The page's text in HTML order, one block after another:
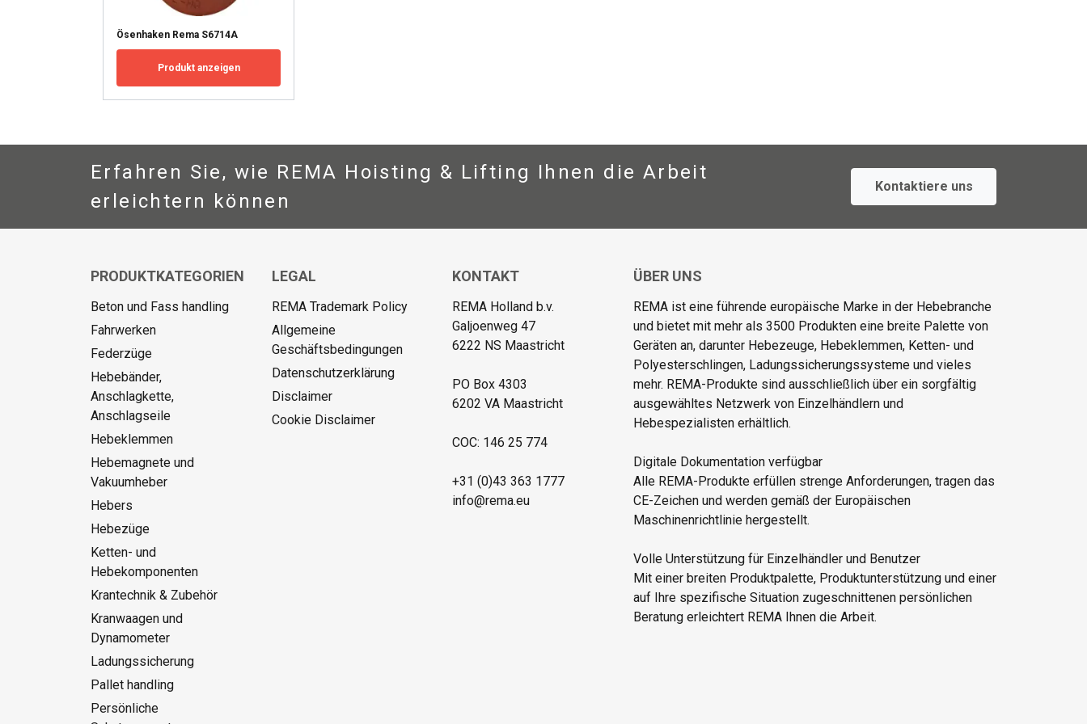
Ösenhaken Rema S6714A
Produkt anzeigen
Erfahren Sie, wie REMA Hoisting & Lifting Ihnen die Arbeit
erleichtern können
Kontaktiere uns
PRODUKTKATEGORIEN
Beton und Fass handling
Fahrwerken
Federzüge
Hebebänder,
Anschlagkette,
Anschlagseile
Hebeklemmen
Hebemagnete und
Vakuumheber
Hebers
Hebezüge
Ketten- und
Hebekomponenten
Krantechnik & Zubehör
Kranwaagen und
Dynamometer
Ladungssicherung
Pallet handling
Persönliche
LEGAL
REMA Trademark Policy
Allgemeine
Geschäftsbedingungen
Datenschutzerklärung
Disclaimer
Cookie Disclaimer
KONTAKT
REMA Holland b.v.
Galjoenweg 47
6222 NS Maastricht
PO Box 4303
6202 VA Maastricht
COC: 146 25 774
+31 (0)43 363 1777
info@rema.eu
ÜBER UNS
REMA ist eine führende europäische Marke in der Hebebranche
und bietet mit mehr als 3500 Produkten eine breite Palette von
Geräten an, darunter Hebezeuge, Hebeklemmen, Ketten- und
Polyesterschlingen, Ladungssicherungssysteme und vieles
mehr. REMA-Produkte sind ausschließlich über ein sorgfältig
ausgewähltes Netzwerk von Einzelhändlern und
Hebespezialisten erhältlich.
Digitale Dokumentation verfügbar
Alle REMA-Produkte erfüllen strenge Anforderungen, tragen das
CE-Zeichen und werden gemäß der Europäischen
Maschinenrichtlinie hergestellt.
Volle Unterstützung für Einzelhändler und Benutzer
Mit einer breiten Produktpalette, Produktunterstützung und einer
auf Ihre spezifische Situation zugeschnittenen persönlichen
Beratung erleichtert REMA Ihnen die Arbeit.